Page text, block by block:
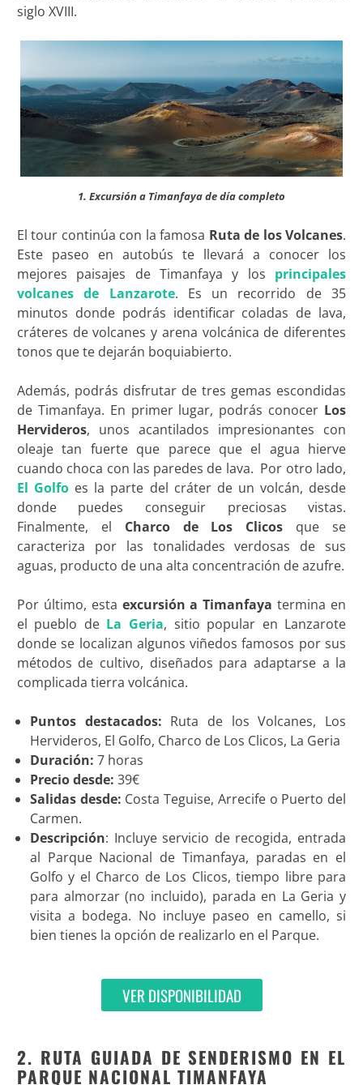
siglo XVIII.
1. Excursión a Timanfaya de día completo
El tour continúa con la famosa Ruta de los Volcanes.
Este paseo en autobús te llevará a conocer los
mejores paisajes de Timanfaya y los principales
volcanes de Lanzarote. Es un recorrido de 35
minutos donde podrás identificar coladas de lava,
cráteres de volcanes y arena volcánica de diferentes
tonos que te dejarán boquiabierto.
Además, podrás disfrutar de tres gemas escondidas
de Timanfaya. En primer lugar, podrás conocer Los
Hervideros, unos acantilados impresionantes con
oleaje tan fuerte que parece que el agua hierve
cuando choca con las paredes de lava. Por otro lado,
El Golfo es la parte del cráter de un volcán, desde
donde puedes conseguir preciosas vistas.
Finalmente, el Charco de Los Clicos que se
caracteriza por las tonalidades verdosas de sus
aguas, producto de una alta concentración de azufre.
Por último, esta excursión a Timanfaya termina en
el pueblo de La Geria, sitio popular en Lanzarote
donde se localizan algunos viñedos famosos por sus
métodos de cultivo, diseñados para adaptarse a la
complicada tierra volcánica.
Puntos destacados: Ruta de los Volcanes, Los
Hervideros, El Golfo, Charco de Los Clicos, La Geria
Duración: 7 horas
Precio desde: 39€
Salidas desde: Costa Teguise, Arrecife o Puerto del
Carmen.
Descripción: Incluye servicio de recogida, entrada
al Parque Nacional de Timanfaya, paradas en el
Golfo y el Charco de Los Clicos, tiempo libre para
para almorzar (no incluido), parada en La Geria y
visita a bodega. No incluye paseo en camello, si
bien tienes la opción de realizarlo en el Parque.
VER DISPONIBILIDAD
2. RUTA GUIADA DE SENDERISMO EN EL
PARQUE NACIONAL TIMANFAYA